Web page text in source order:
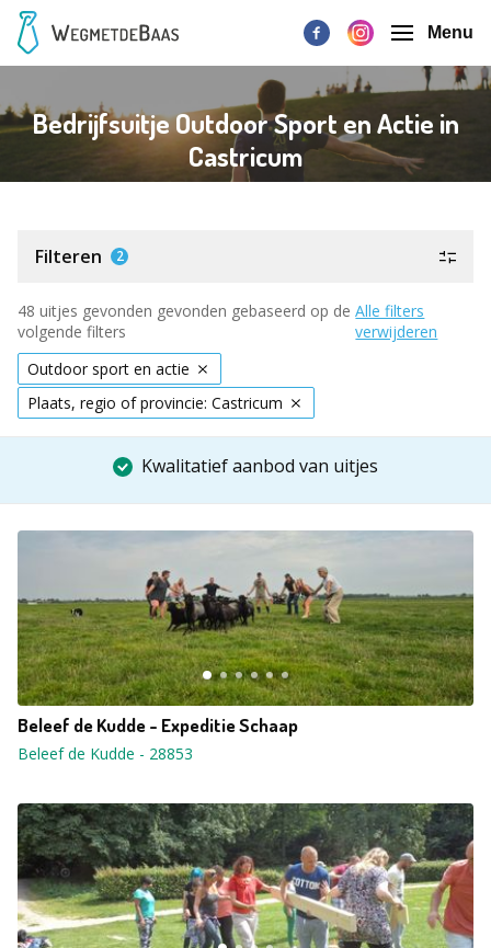
Menu
Bedrijfsuitje Outdoor Sport en Actie in
Castricum
Filteren 2
48 uitjes gevonden gevonden gebaseerd op de
volgende filters
Alle filters
verwijderen
Outdoor sport en actie
Plaats, regio of provincie: Castricum
Kwalitatief aanbod van uitjes
Beleef de Kudde - Expeditie Schaap
Beleef de Kudde - 28853